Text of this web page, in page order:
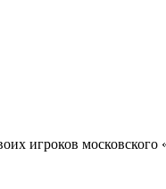
игроков